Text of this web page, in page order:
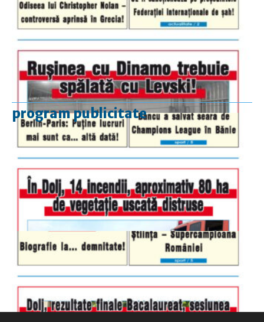
program publicitate
luni-vineri
9.00 - 17.00
duminică
9.00 - 12.00